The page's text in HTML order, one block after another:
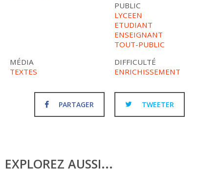
PUBLIC
LYCEEN
ETUDIANT
ENSEIGNANT
TOUT-PUBLIC
MÉDIA
TEXTES
DIFFICULTÉ
ENRICHISSEMENT
PARTAGER TWEETER
EXPLOREZ AUSSI...